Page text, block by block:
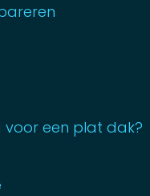
voor een plat dak?